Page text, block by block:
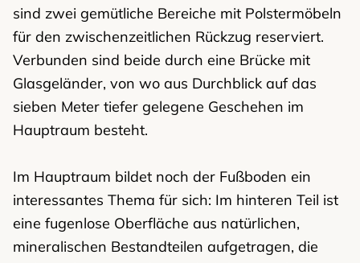
sind zwei gemütliche Bereiche mit Polstermöbeln
für den zwischenzeitlichen Rückzug reserviert.
Verbunden sind beide durch eine Brücke mit
Glasgeländer, von wo aus Durchblick auf das
sieben Meter tiefer gelegene Geschehen im
Hauptraum besteht.
Im Hauptraum bildet noch der Fußboden ein
interessantes Thema für sich: Im hinteren Teil ist
eine fugenlose Oberfläche aus natürlichen,
mineralischen Bestandteilen aufgetragen, die